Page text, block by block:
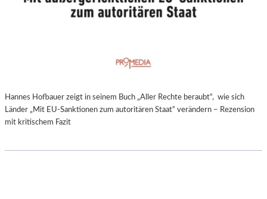
Hannes Hofbauer zeigt in seinem Buch „Aller Rechte beraubt“, wie sich
Länder „Mit EU-Sanktionen zum autoritären Staat“ verändern – Rezension
mit kritischem Fazit